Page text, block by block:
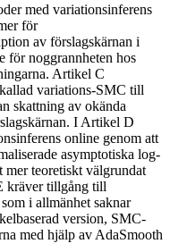
med variationsinferens
för
av förslagskärnan i
för noggrannheten hos
Artikel C
variations-SMC till
skattning av okända
I Artikel D
online genom att
asymptotiska log-
teoretiskt välgrundat
kräver tillgång till
i allmänhet saknar
version, SMC-
med hjälp av AdaSmooth